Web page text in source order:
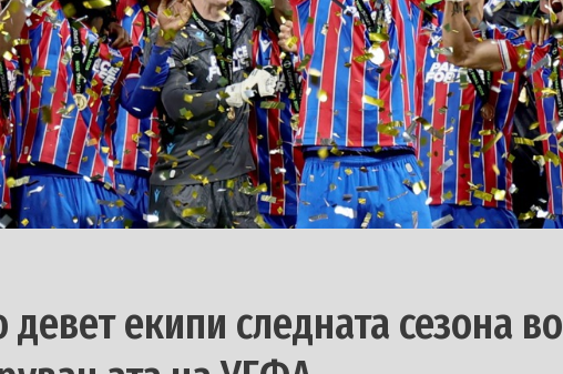
девет екипи следната сезона во